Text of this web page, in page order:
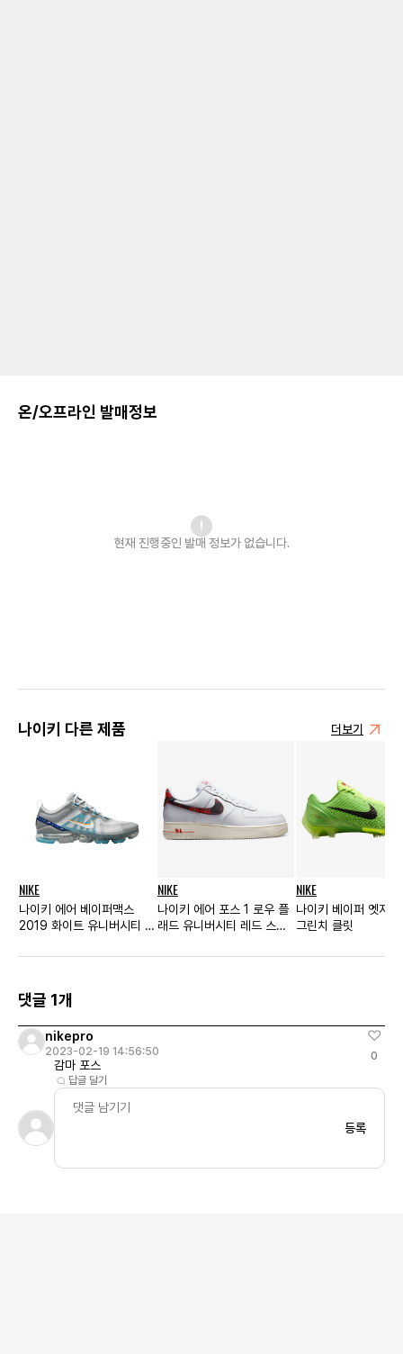
온/오프라인 발매정보
현재 진행중인 발매 정보가 없습니다.
나이키 다른 제품 더보기
NIKE
나이키 에어 베이퍼맥스
2019 화이트 유니버시티 골
NIKE
나이키 에어 포스 1 로우 플
래드 유니버시티 레드 스타
NIKE
나이키 베이퍼 엣지
그린치 클릿
댓글 1개
nikepro
2023-02-19 14:56:50
감마 포스
답글 달기
0
등록